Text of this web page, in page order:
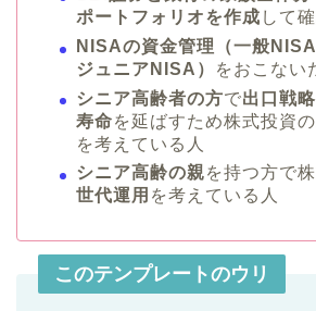
ポートフォリオを作成 して
NISAの資金管理（一般
ジュニアNISA）
をおこない
シニア高齢者の方で出口戦略
寿命を延ばすため株式投資の
を考えている人
シニア高齢の親を持つ方で
世代運用 を考えている人
このテンプレートのウリ